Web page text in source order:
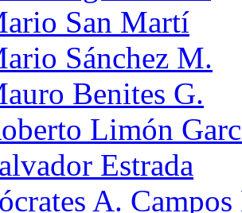
San Martí
Sánchez M.
Benites G.
Limón
Estrada
A.